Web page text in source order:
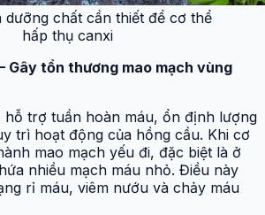
dưỡng chất cần thiết để cơ thể
hấp thụ canxi
Gây tổn thương mao mạch vùng
hỗ trợ tuần hoàn máu, ổn định lượng
trì hoạt động của hồng cầu. Khi cơ
mao mạch yếu đi, đặc biệt là ở
nhiều mạch máu nhỏ. Điều này
rỉ máu, viêm nướu và chảy máu